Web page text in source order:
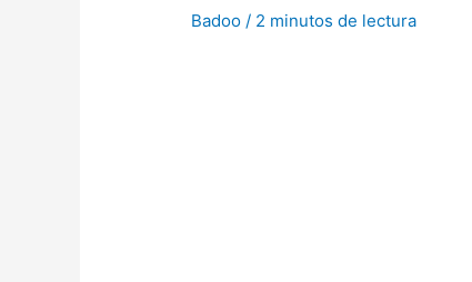
Badoo / 2 minutos de lectura